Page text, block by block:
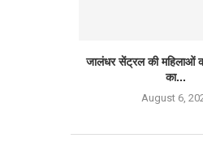
जालंधर सेंट्रल की महिलाओं
का...
August 6,